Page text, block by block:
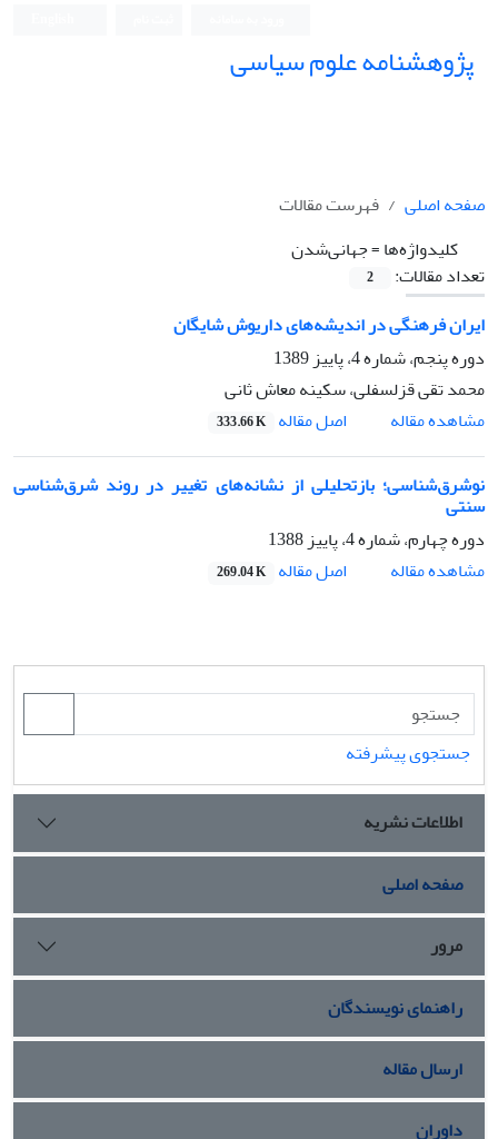
پژوهشنامه علوم سیاسی
صفحه اصلی
فهرست مقالات
کلیدواژه‌ها =جهانی‌شدن
تعداد مقالات:
2
ایران فرهنگی در اندیشه‌های داریوش شایگان
دوره پنجم، شماره 4، پاییز 1389
محمد تقی قزلسفلی، سکینه معاش ثانی
مشاهده مقاله
اصل مقاله 333.66 K
نوشرق‌شناسی؛ بازتحلیلی از نشانه‌های تغییر در روند شرق‌شناسی
سنتی
دوره چهارم، شماره 4، پاییز 1388
مشاهده مقاله
اصل مقاله 269.04 K
جستجوی پیشرفته
اطلاعات نشریه
صفحه اصلی
مرور
راهنمای نویسندگان
ارسال مقاله
داوران